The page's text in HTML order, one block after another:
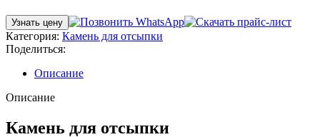
Узнать цену
Категория: Камень для отсыпки
Поделиться:
Описание
Описание
Камень для отсыпки